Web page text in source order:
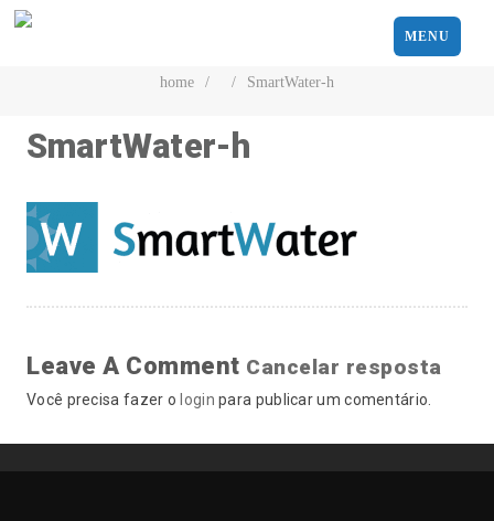
MENU
home / / SmartWater-h
SmartWater-h
Leave A Comment Cancelar resposta
Você precisa fazer o login para publicar um comentário.